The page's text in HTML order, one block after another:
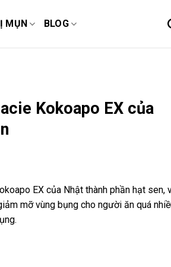
MỤN BLOG
Kokoapo EX của
EX của Nhật thành phần hạt sen,
mỡ vùng bụng cho người ăn quá